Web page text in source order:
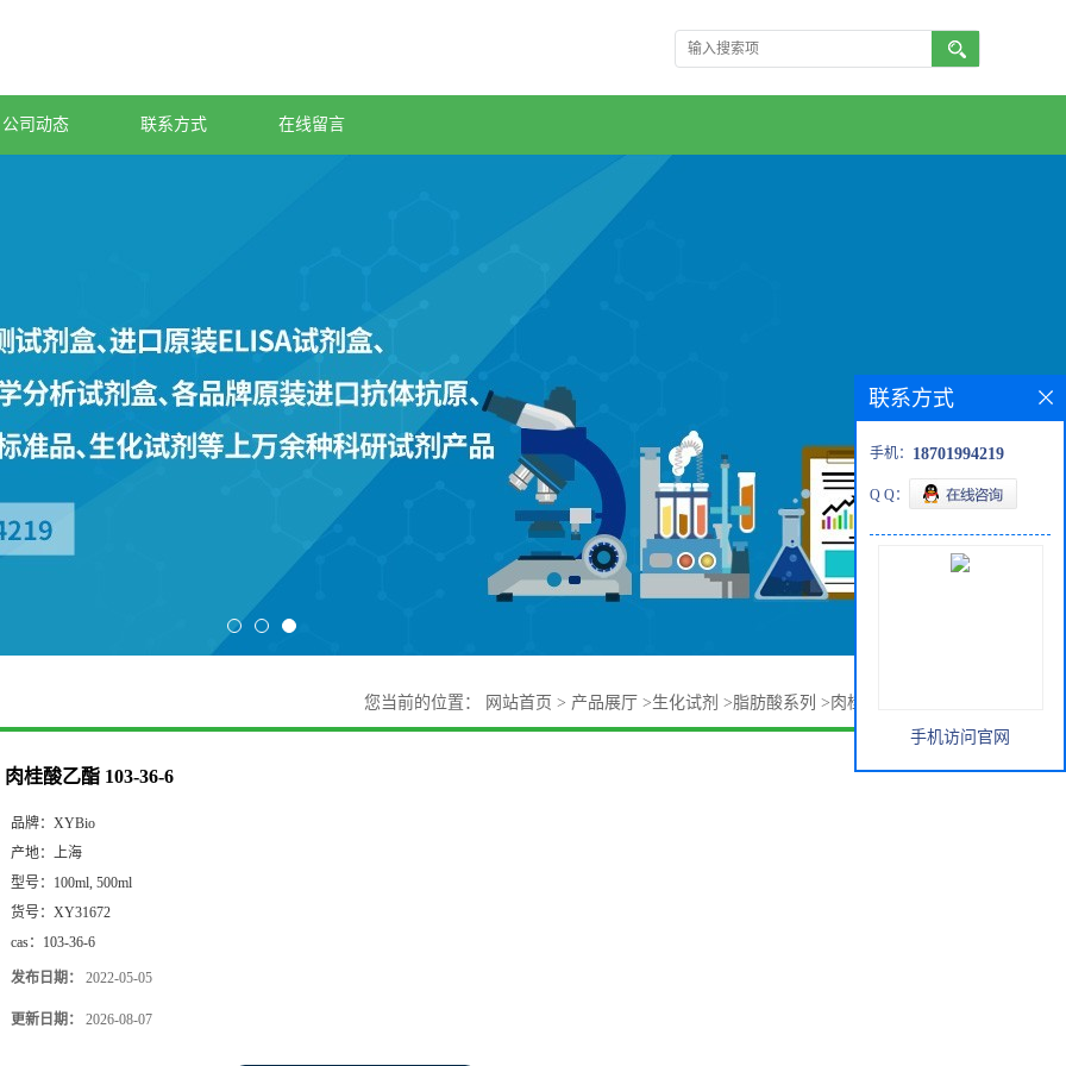
公司动态 联系方式 在线留言
您当前的位置： 网站首页 > 产品展厅 >生化试剂 >脂肪酸系列 > 肉桂酸乙酯 103-36-6
肉桂酸乙酯 103-36-6
品牌： XYBio
产地： 上海
型号： 100ml, 500ml
货号： XY31672
cas： 103-36-6
发布日期： 2022-05-05
更新日期： 2026-08-07
联系方式
手机： 18701994219
Q Q：
手机访问官网